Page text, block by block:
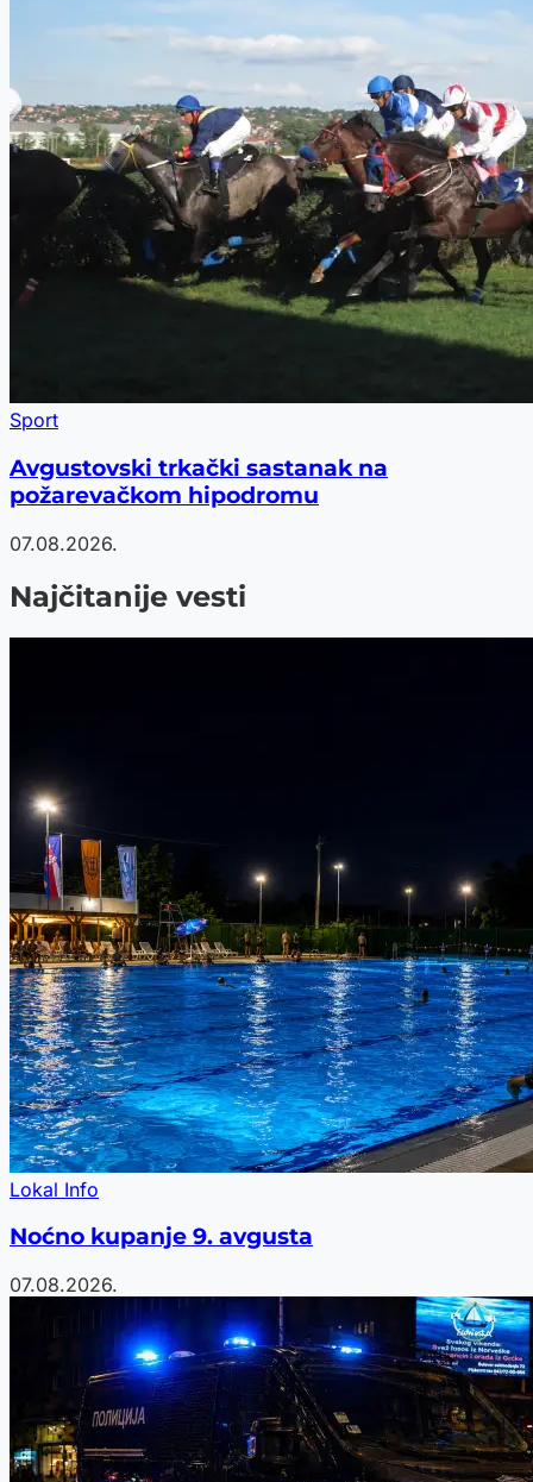
Sport
Avgustovski trkački sastanak na
požarevačkom hipodromu
07.08.2026.
Najčitanije vesti
Lokal Info
Noćno kupanje 9. avgusta
07.08.2026.